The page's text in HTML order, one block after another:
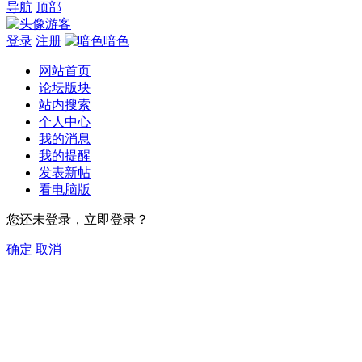
导航 顶部
游客
登录 注册 暗色
网站首页
论坛版块
站内搜索
个人中心
我的消息
我的提醒
发表新帖
看电脑版
您还未登录，立即登录？
确定 取消